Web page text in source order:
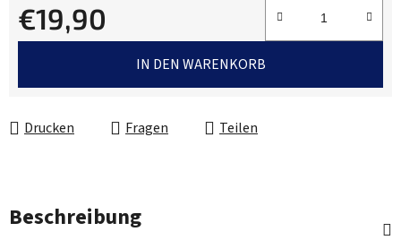
€19,90
Verkaufspreis:
IN DEN WARENKORB
Drucken Fragen Teilen
Beschreibung